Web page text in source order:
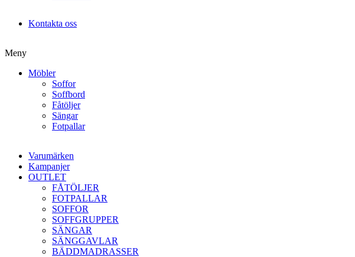
Kontakta oss
Meny
Möbler
Soffor
Soffbord
Fåtöljer
Sängar
Fotpallar
Varumärken
Kampanjer
OUTLET
FÅTÖLJER
FOTPALLAR
SOFFOR
SOFFGRUPPER
SÄNGAR
SÄNGGAVLAR
BÄDDMADRASSER